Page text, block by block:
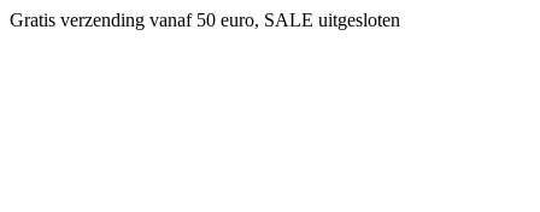
Gratis verzending vanaf 50 euro, SALE uitgesloten